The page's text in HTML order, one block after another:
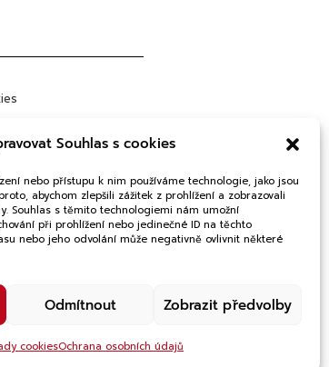
Souhlas s cookies
nebo přístupu k nim používáme technologie, jako jsou
abychom zlepšili zážitek z prohlížení a zobrazovali
Souhlas s těmito technologiemi nám umožní
při prohlížení nebo jedinečné ID na těchto
nebo jeho odvolání může negativně ovlivnit některé
Odmítnout Zobrazit předvolby
cookiesOchrana osobních údajů